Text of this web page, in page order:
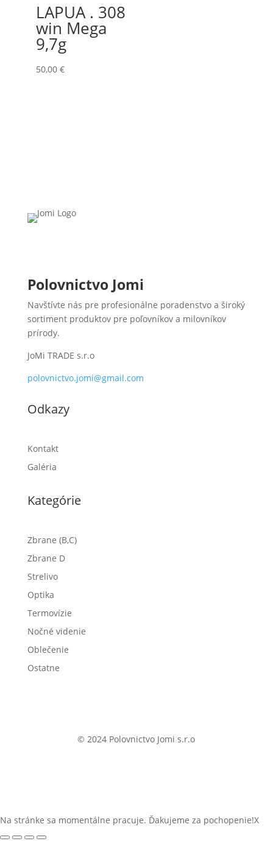
LAPUA . 308
win Mega
9,7g
50,00 €
Polovnictvo Jomi
Navštívte nás pre profesionálne poradenstvo a široký
sortiment produktov pre poľovníkov a milovníkov
prírody.
JoMi TRADE s.r.o
polovnictvo.jomi@gmail.com
Odkazy
Kontakt
Galéria
Kategórie
Zbrane (B,C)
Zbrane D
Strelivo
Optika
Termovízie
Nočné videnie
Oblečenie
Ostatne
© 2024 Polovnictvo Jomi s.r.o
Na stránke sa momentálne pracuje. Ďakujeme za pochopenie!X